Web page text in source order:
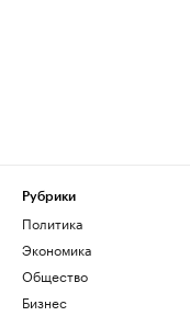
Рубрики
Политика
Экономика
Общество
Бизнес